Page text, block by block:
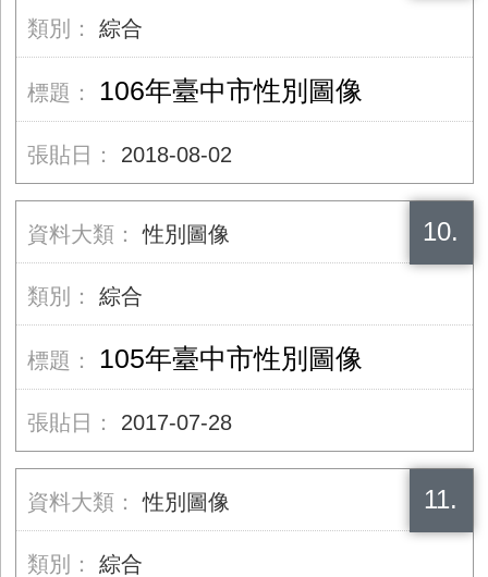
綜合
106年臺中市性別圖像
2018-08-02
10.
性別圖像
綜合
105年臺中市性別圖像
2017-07-28
11.
性別圖像
綜合